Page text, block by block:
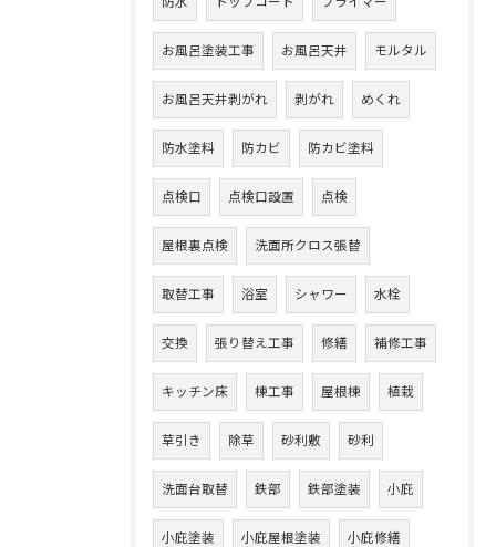
お風呂塗装工事 お風呂天井 モルタル
お風呂天井剥がれ 剥がれ めくれ
防水塗料 防カビ 防カビ塗料
点検口 点検口設置 点検
屋根裏点検 洗面所クロス張替
取替工事 浴室 シャワー 水栓
交換 張り替え工事 修繕 補修工事
キッチン床 棟工事 屋根棟 植栽
草引き 除草 砂利敷 砂利
洗面台取替 鉄部 鉄部塗装 小庇
小庇塗装 小庇屋根塗装 小庇修繕